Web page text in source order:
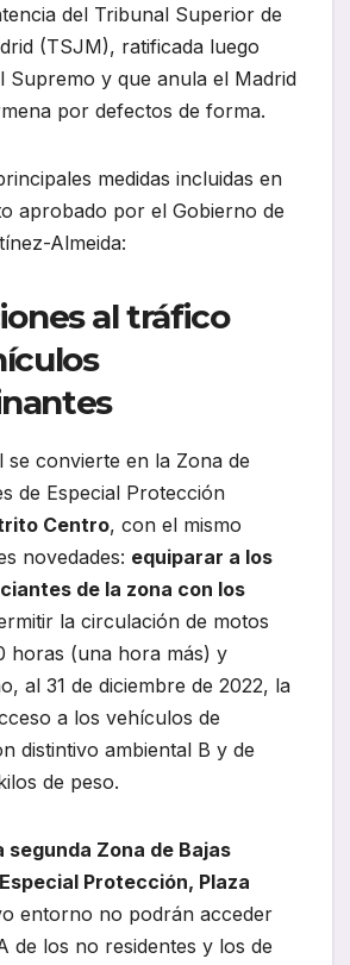
del Tribunal Superior de
(TSJM), ratificada luego
Supremo y que anula el Madrid
por defectos de forma.
medidas incluidas en
aprobado por el Gobierno de
Almeida:
al tráfico
se convierte en la Zona de
de Especial Protección
Centro, con el mismo
novedades: equiparar a los
de la zona con los
la circulación de motos
horas (una hora más) y
al 31 de diciembre de 2022, la
a los vehículos de
distintivo ambiental B y de
de peso.
segunda Zona de Bajas
Protección, Plaza
entorno no podrán acceder
de los no residentes y los de